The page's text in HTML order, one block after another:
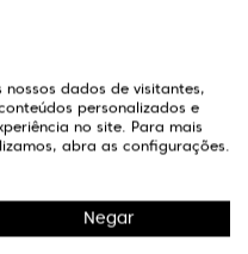
extremamente
da maior
dados de visitantes,
personalizados e
no site. Para mais
abra as configurações.
Negar